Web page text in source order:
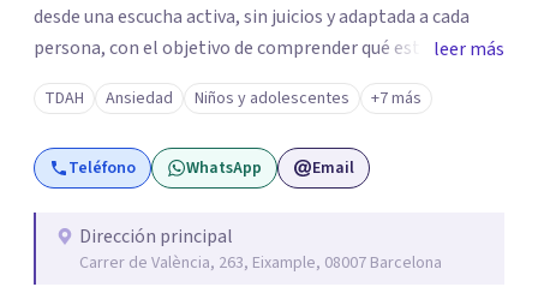
desde una escucha activa, sin juicios y adaptada a cada
persona, con el objetivo de comprender qué está
ocurriendo y facilitar herramientas para avanzar con
mayor equilibrio y bienestar. La intervención se realiza en
un entorno confidencial y tranquilo, cuidando el ritmo y
las necesidades de cada proceso terapéutico. En Centro
el trauma, la depresión y otros retos emocionales, así
como procesos de crecimiento personal y
leer más
TDAH Ansiedad Niños y adolescentes +7 más
Teléfono WhatsApp Email
Dirección principal
Carrer de València, 263, Eixample, 08007 Barcelona